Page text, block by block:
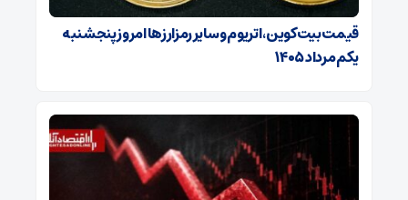
قیمت بیت‌کوین، اتریوم و سایر رمزارزها امروز پنجشنبه
یکم مرداد ۱۴۰۵